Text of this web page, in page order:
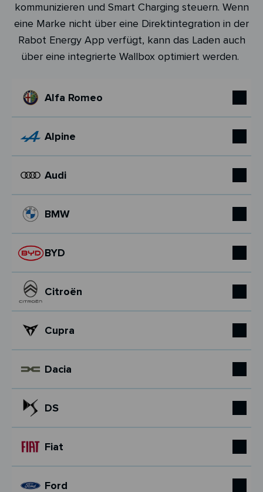
kommunizieren und Smart Charging steuern. Wenn
eine Marke nicht über eine Direktintegration in der
Rabot Energy App verfügt, kann das Laden auch
über eine integrierte Wallbox optimiert werden.
Alfa Romeo
Alpine
Audi
BMW
BYD
Citroën
Cupra
Dacia
DS
Fiat
Ford